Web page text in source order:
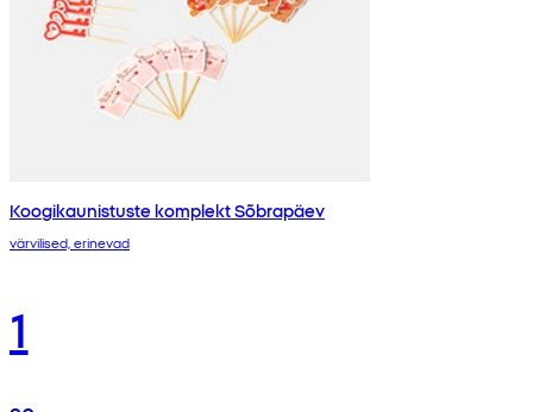
Koogikaunistuste komplekt Sõbrapäev
värvilised, erinevad
1